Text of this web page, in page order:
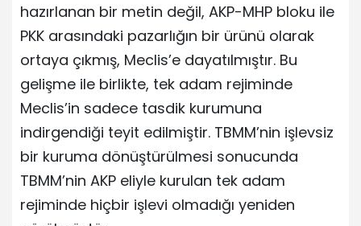
hazırlanan bir metin değil, AKP-MHP bloku ile
PKK arasındaki pazarlığın bir ürünü olarak
ortaya çıkmış, Meclis’e dayatılmıştır. Bu
gelişme ile birlikte, tek adam rejiminde
Meclis’in sadece tasdik kurumuna
indirgendiği teyit edilmiştir. TBMM’nin işlevsiz
bir kuruma dönüştürülmesi sonucunda
TBMM’nin AKP eliyle kurulan tek adam
rejiminde hiçbir işlevi olmadığı yeniden